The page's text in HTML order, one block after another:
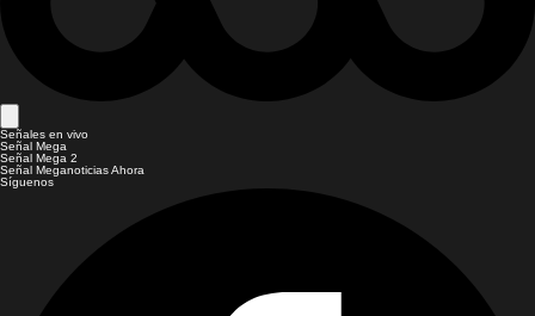
Señales en vivo
Señal Mega
Señal Mega 2
Señal Meganoticias Ahora
Síguenos